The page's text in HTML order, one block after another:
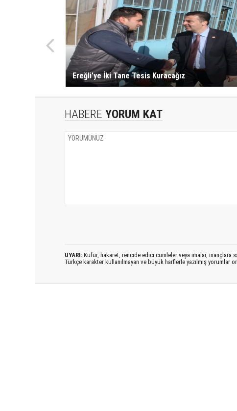
Ereğli’ye İki Tane Tesis Kuracağız
HABERE YORUM KAT
UYARI: Küfür, hakaret, rencide edici cümleler veya imalar, inançlara
Türkçe karakter kullanılmayan ve büyük harflerle yazılmış yorumlar